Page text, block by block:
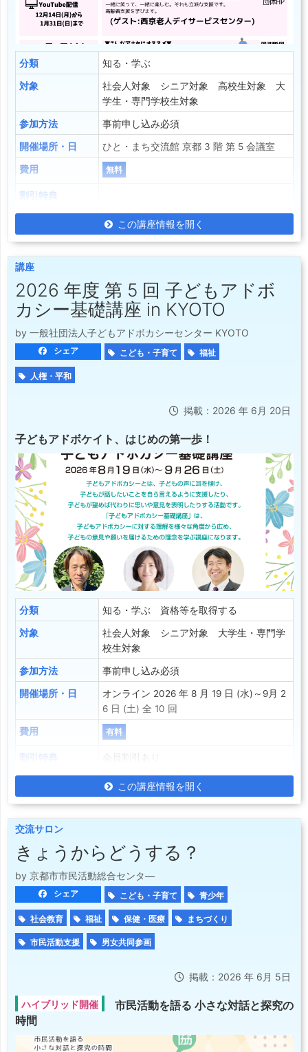
分類 知る・学ぶ
対象
社会人対象 シニア対象 高校生対象 大
学生・専門学校生対象
参加方法 事前申し込み必須
開催場所・日 ひと・まち交流館 京都 3 階 第 5 会議室
費用 無料
割引特典
この講座情報を開く
講座
2026 年度 第 5 回 子どもアドボ
カシー基礎講座 in KYOTO
by 一般社団法人子どもアドボカシーセンター KYOTO
シェア こども・子育て 福祉
人権・平和
掲載：2026 年 6月 20日
子どもアドボケイト、はじめの第一歩！
分類 知る・学ぶ 資格等を取得する
対象
社会人対象 シニア対象 大学生・専門学
校生対象
参加方法 事前申し込み必須
開催場所・日
オンライン 2026 年 8 月 19 日 (水)～9月 2
6 日 (土) 全 10 回
費用 有料
割引特典 会員割引あり
この講座情報を開く
交流サロン
きょうからどうする？
by 京都市市民活動総合センタ―
シェア こども・子育て 青少年
社会教育 福祉 保健・医療 まちづくり
市民活動支援 男女共同参画
掲載：2026 年 6月 5日
ハイブリッド開催
市民活動を語る 小さな対話と探究の
時間